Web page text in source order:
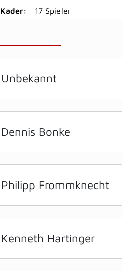
Kader: 17 Spieler
Unbekannt
Dennis Bonke
Philipp Frommknecht
Kenneth Hartinger